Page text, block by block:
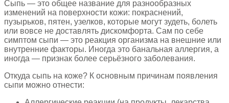
Сыпь — это общее название для разнообразных
изменений на поверхности кожи: покраснений,
пузырьков, пятен, узелков, которые могут зудеть, болеть
или вовсе не доставлять дискомфорта. Сам по себе
симптом сыпи — это реакция организма на внешние или
внутренние факторы. Иногда это банальная аллергия, а
иногда — признак более серьёзного заболевания.
Откуда сыпь на коже? К основным причинам появления
сыпи можно отнести: